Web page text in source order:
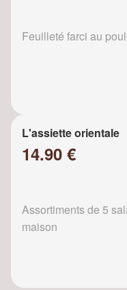
Feuilleté farci au
L'assiette orientale
14.90 €
Assortiments de 5
maison